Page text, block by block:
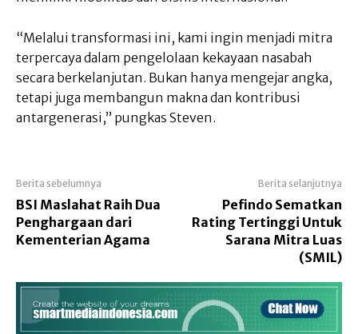
“Melalui transformasi ini, kami ingin menjadi mitra
terpercaya dalam pengelolaan kekayaan nasabah
secara berkelanjutan. Bukan hanya mengejar angka,
tetapi juga membangun makna dan kontribusi
antargenerasi,” pungkas Steven.
Berita sebelumnya
BSI Maslahat Raih Dua
Penghargaan dari
Kementerian Agama
Berita selanjutnya
Pefindo Sematkan
Rating Tertinggi Untuk
Sarana Mitra Luas
(SMIL)